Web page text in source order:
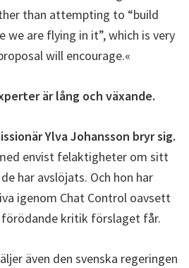
than attempting to “build
we are flying in it”, which is very
will encourage.«
är lång och växande.
Ylva Johansson bryr sig.
envist felaktigheter om sitt
har avslöjats. Och hon har
igenom Chat Control oavsett
kritik förslaget får.
även den svenska regeringen